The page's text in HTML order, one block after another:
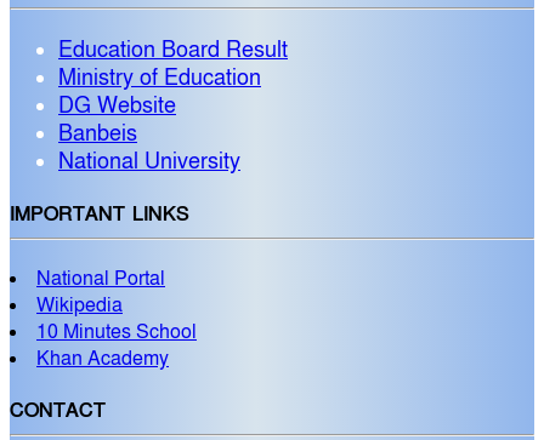
Education Board Result
Ministry of Education
DG Website
Banbeis
National University
IMPORTANT LINKS
National Portal
Wikipedia
10 Minutes School
Khan Academy
CONTACT